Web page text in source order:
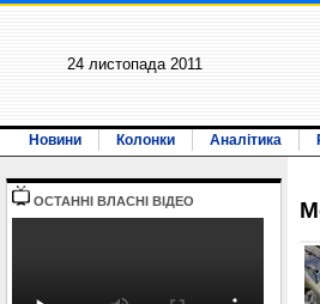
24 листопада 2011
Новини Колонки Аналітика
ОСТАННI ВЛАСНI ВIДЕО